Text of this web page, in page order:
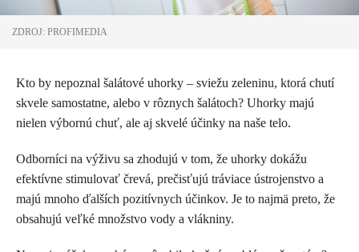
ZDROJ: PROFIMEDIA
Kto by nepoznal šalátové uhorky – sviežu zeleninu, ktorá chutí
skvele samostatne, alebo v rôznych šalátoch? Uhorky majú
nielen výbornú chuť, ale aj skvelé účinky na naše telo.
Odborníci na výživu sa zhodujú v tom, že uhorky dokážu
efektívne stimulovať črevá, prečisťujú tráviace ústrojenstvo a
majú mnoho ďalších pozitívnych účinkov. Je to najmä preto, že
obsahujú veľké množstvo vody a vlákniny.